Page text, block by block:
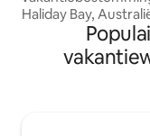
Haliday Bay,
oceaan met een
buiten de goed
Volledig voorzien